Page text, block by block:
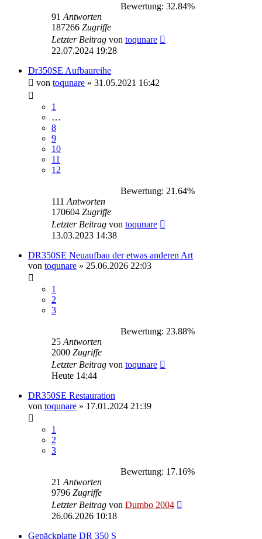
Bewertung: 32.84%
91 Antworten
187266 Zugriffe
Letzter Beitrag von toqunare
22.07.2024 19:28
Dr350SE Aufbaureihe
von toqunare » 31.05.2021 16:42
1
…
8
9
10
11
12
Bewertung: 21.64%
111 Antworten
170604 Zugriffe
Letzter Beitrag von toqunare
13.03.2023 14:38
DR350SE Neuaufbau der etwas anderen Art
von toqunare » 25.06.2026 22:03
1
2
3
Bewertung: 23.88%
25 Antworten
2000 Zugriffe
Letzter Beitrag von toqunare
Heute 14:44
DR350SE Restauration
von toqunare » 17.01.2024 21:39
1
2
3
Bewertung: 17.16%
21 Antworten
9796 Zugriffe
Letzter Beitrag von Dumbo 2004
26.06.2026 10:18
Gepäckplatte DR 350 S